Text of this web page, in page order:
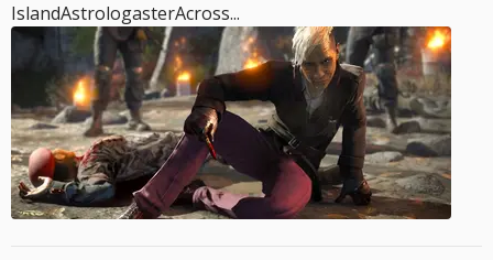
IslandAstrologasterAcross...